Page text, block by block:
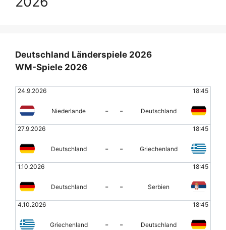
Deutschland Länderspiele 2026
WM-Spiele 2026
24.9.2026 18:45
Niederlande - - Deutschland
27.9.2026 18:45
Deutschland - - Griechenland
1.10.2026 18:45
Deutschland - - Serbien
4.10.2026 18:45
Griechenland - - Deutschland